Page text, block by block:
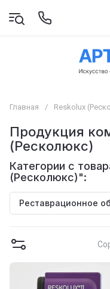
Главная / Reskolux
Продукция
(Ресколюкс)
Категории с
(Ресколюкс)":
Реставрационное